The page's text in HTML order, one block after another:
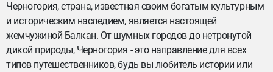
Черногория, страна, известная своим богатым культурным
и историческим наследием, является настоящей
жемчужиной Балкан. От шумных городов до нетронутой
дикой природы, Черногория - это направление для всех
типов путешественников, будь вы любитель истории или